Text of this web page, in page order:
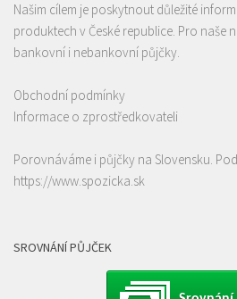
Našim cílem je poskytnout důležité
produktech v České republice. Pro naše
bankovní i nebankovní půjčky.
Obchodní podmínky
Informace o zprostředkovateli
Porovnáváme i půjčky na Slovensku.
https://www.spozicka.sk
SROVNÁNÍ PŮJČEK